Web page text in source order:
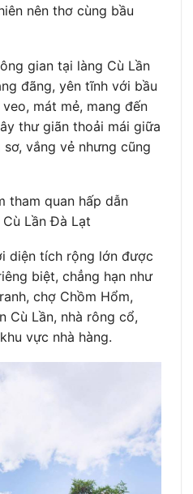
nên thơ cùng bầu
gian tại làng Cù Lần
đãng, yên tĩnh với bầu
mát mẻ, mang đến
thư giãn thoải mái giữa
vắng vẻ nhưng cũng
tham quan hấp dẫn
Lần Đà Lạt
diện tích rộng lớn được
biệt, chẳng hạn như
chợ Chồm Hổm,
Cù Lần, nhà rông cổ,
vực nhà hàng.